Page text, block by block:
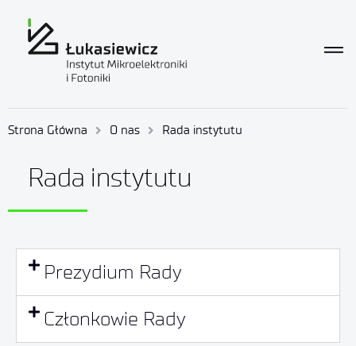
Strona Główna O nas Rada instytutu
Rada instytutu
Prezydium Rady
Członkowie Rady